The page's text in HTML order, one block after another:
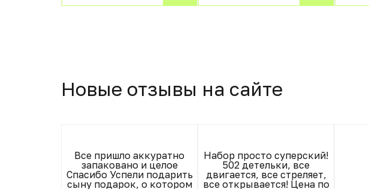
Новые отзывы на сайте
Все пришло аккуратно
запаковано и целое
Спасибо Успели подарить
сыну подарок, о котором
Набор просто суперский!
502 детельки, все
двигается, все стреляет,
все открывается! Цена по